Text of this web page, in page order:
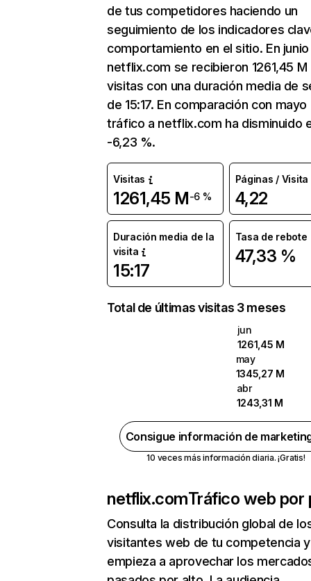
de tus competidores haciendo un
seguimiento de los indicadores
comportamiento en el sitio. En junio
netflix.com se recibieron 1261,45 M
visitas con una duración media de
de 15:17. En comparación con mayo
tráfico a netflix.com ha disminuido
-6,23 %.
Visitas
1261,45 M-6 %
Páginas / Visita
4,22
Duración media de la
visita
15:17
Tasa de rebote
47,33 %
Total de últimas visitas 3 meses
jun
1261,45 M
may
1345,27 M
abr
1243,31 M
Consigue información de
10 veces más información diaria. ¡Gratis!
netflix.comTráfico web por
Consulta la distribución global de
visitantes web de tu competencia y
empieza a aprovechar los